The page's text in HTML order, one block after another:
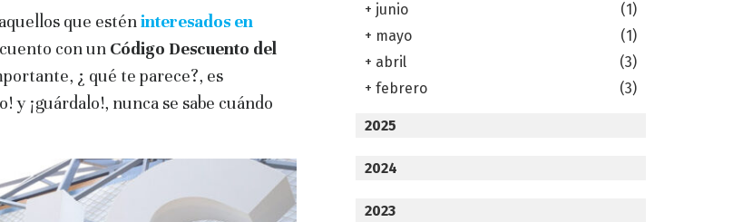
que esténinteresados en
con un Código Descuento del
¿ qué te parece?, es
y ¡guárdalo!, nunca se sabe cuándo
+ junio
(1)
+ mayo
(1)
+ abril
(3)
+ febrero (3)
2025
2024
2023